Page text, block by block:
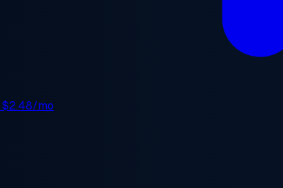
$2.48/mo